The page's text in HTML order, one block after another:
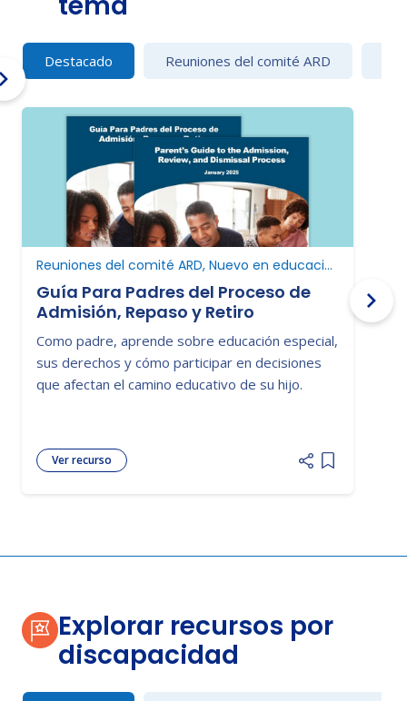
Destacado Reuniones del comité ARD
Reuniones del comité ARD, Nuevo en educación especial, Nuevo en Texas
Guía Para Padres del Proceso de
Admisión, Repaso y Retiro
Como padre, aprende sobre educación especial,
sus derechos y cómo participar en decisiones
que afectan el camino educativo de su hijo.
Ver recurso
Add item
Explorar recursos por
discapacidad